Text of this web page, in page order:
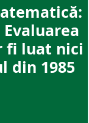
fi luat nici
din 1985